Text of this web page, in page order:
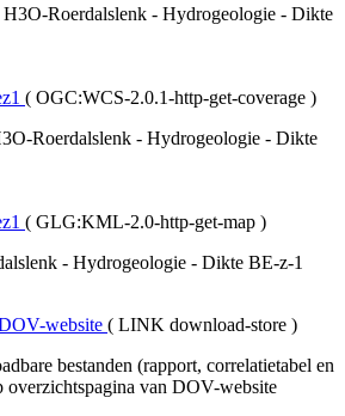
Roerdalslenk - Hydrogeologie - Dikte
( OGC:WCS-2.0.1-http-get-coverage )
Roerdalslenk - Hydrogeologie - Dikte
( GLG:KML-2.0-http-get-map )
- Hydrogeologie - Dikte BE-z-1
website ( LINK download-store )
bestanden (rapport, correlatietabel en
overzichtspagina van DOV-website